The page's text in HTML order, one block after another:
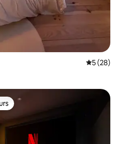
5 (28)
les plus appréciés